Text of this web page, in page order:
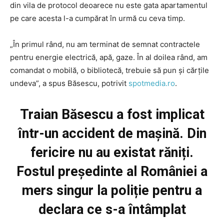
din vila de protocol deoarece nu este gata apartamentul
pe care acesta l-a cumpărat în urmă cu ceva timp.
„În primul rând, nu am terminat de semnat contractele
pentru energie electrică, apă, gaze. În al doilea rând, am
comandat o mobilă, o bibliotecă, trebuie să pun şi cărţile
undeva”, a spus Băsescu, potrivit spotmedia.ro.
Traian Băsescu a fost implicat
într-un accident de mașină. Din
fericire nu au existat răniți.
Fostul președinte al României a
mers singur la poliție pentru a
declara ce s-a întâmplat